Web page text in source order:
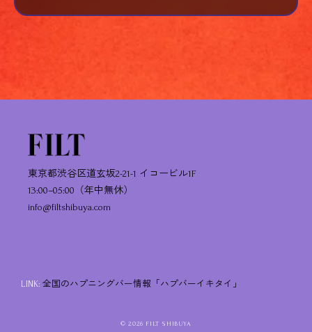
東京都渋谷区道玄坂2-21-1 イコービル1F
13:00–05:00（年中無休）
info@filtshibuya.com
LINK: 全国のハプニングバー情報「ハプバーイキタイ」
© 2026 FILT SHIBUYA